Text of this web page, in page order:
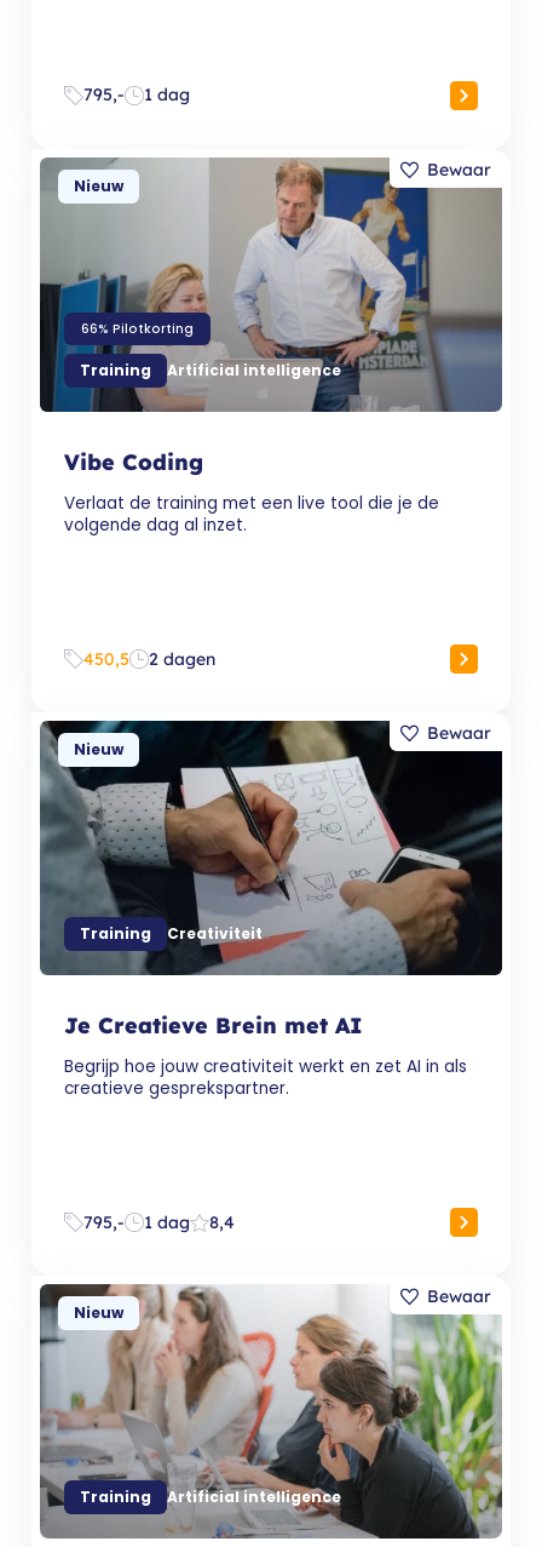
795,- 1 dag
66% Pilotkorting
Training Artificial intelligence
Nieuw
Vibe Coding
Verlaat de training met een live tool die je de
volgende dag al inzet.
450,5 2 dagen
Training Creativiteit
Nieuw
Je Creatieve Brein met AI
Begrijp hoe jouw creativiteit werkt en zet AI in als
creatieve gesprekspartner.
795,- 1 dag 8,4
Training Artificial intelligence
Nieuw